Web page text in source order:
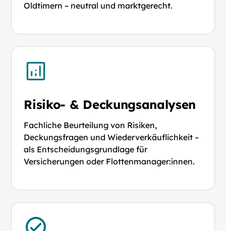
Oldtimern – neutral und marktgerecht.
Risiko- & Deckungsanalysen
Fachliche Beurteilung von Risiken,
Deckungsfragen und Wiederverkäuflichkeit –
als Entscheidungsgrundlage für
Versicherungen oder Flottenmanager:innen.